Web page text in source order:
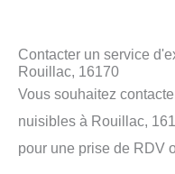
Contacter un service
Rouillac, 16170
Vous souhaitez
nuisibles à Rouillac,
pour une prise de RDV